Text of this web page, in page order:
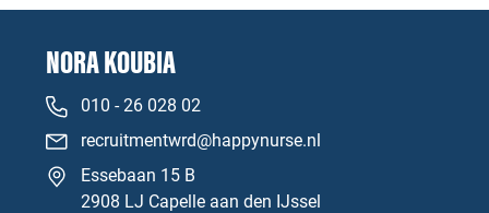
NORA KOUBIA
010 - 26 028 02
recruitmentwrd@happynurse.nl
Essebaan 15 B
2908 LJ Capelle aan den IJssel